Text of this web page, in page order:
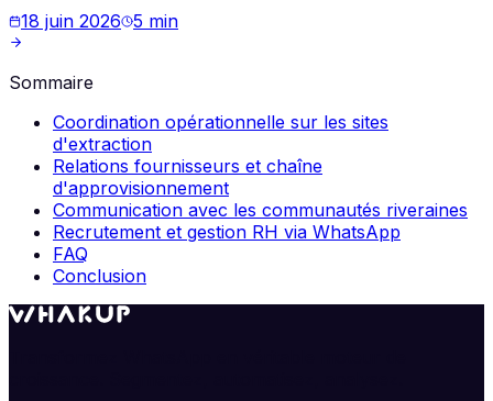
18 juin 2026 5 min
Sommaire
Coordination opérationnelle sur les sites
d'extraction
Relations fournisseurs et chaîne
d'approvisionnement
Communication avec les communautés riveraines
Recrutement et gestion RH via WhatsApp
FAQ
Conclusion